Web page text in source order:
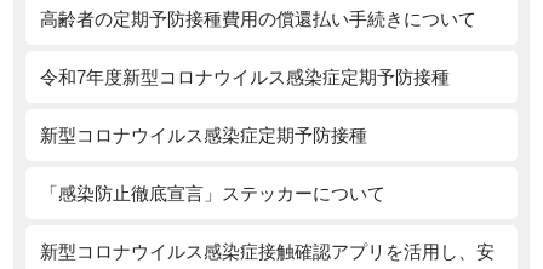
高齢者の定期予防接種費用の償還払い手続きについて
令和7年度新型コロナウイルス感染症定期予防接種
新型コロナウイルス感染症定期予防接種
「感染防止徹底宣言」ステッカーについて
新型コロナウイルス感染症接触確認アプリを活用し、安